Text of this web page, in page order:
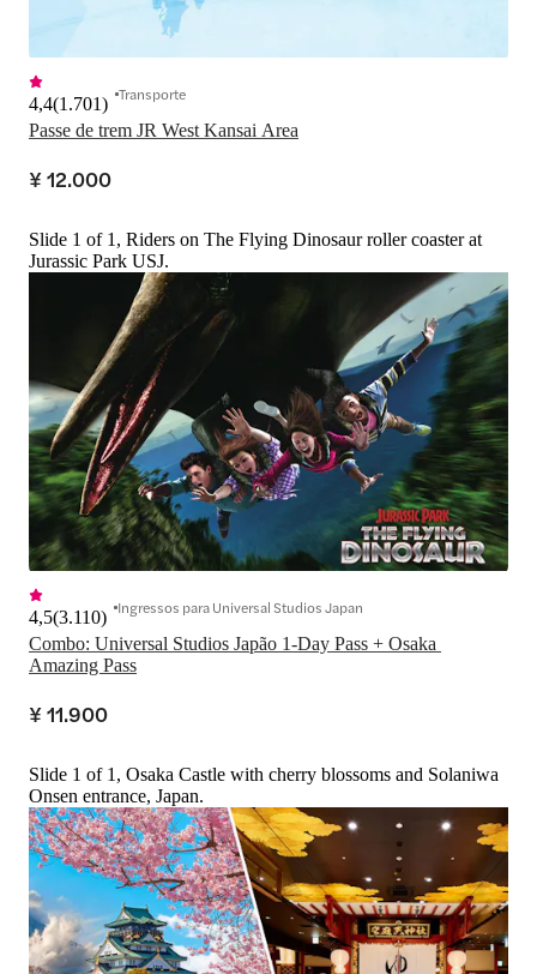
Passe de trem JR West Kansai Area
4,4(1.701) Transporte
¥ 12.000
Slide 1 of 1, Riders on The Flying Dinosaur roller coaster at
Jurassic Park USJ.
Combo: Universal Studios Japão 1-Day Pass + Osaka
Amazing Pass
4,5(3.110) Ingressos para Universal Studios Japan
¥ 11.900
Slide 1 of 1, Osaka Castle with cherry blossoms and Solaniwa
Onsen entrance, Japan.